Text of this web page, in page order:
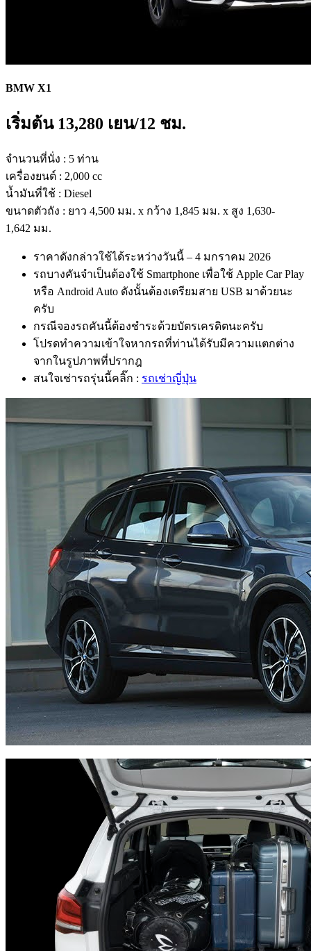
BMW X1
เริ่มต้น 13,280 เยน/12 ชม.
จำนวนที่นั่ง : 5 ท่าน
เครื่องยนต์ : 2,000 cc
น้ำมันที่ใช้ : Diesel
ขนาดตัวถัง : ยาว 4,500 มม. x กว้าง 1,845 มม. x สูง 1,630-
1,642 มม.
ราคาดังกล่าวใช้ได้ระหว่างวันนี้ – 4 มกราคม 2026
รถบางคันจำเป็นต้องใช้ Smartphone เพื่อใช้ Apple Car Play
หรือ Android Auto ดังนั้นต้องเตรียมสาย USB มาด้วยนะ
ครับ
กรณีจองรถคันนี้ต้องชำระด้วยบัตรเครดิตนะครับ
โปรดทำความเข้าใจหากรถที่ท่านได้รับมีความแตกต่าง
จากในรูปภาพที่ปรากฎ
สนใจเช่ารถรุ่นนี้คลิ๊ก : รถเช่าญี่ปุ่น